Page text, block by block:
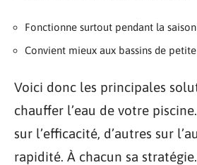
Fonctionne surtout pendant la
Convient mieux aux bassins de
Voici donc les principales
chauffer l’eau de votre
sur l’efficacité, d’autres sur
rapidité. À chacun sa